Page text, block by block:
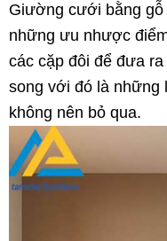
Giường cưới bằng gỗ
những ưu nhược
các cặp đôi để đưa
song với đó là những
không nên bỏ qua.